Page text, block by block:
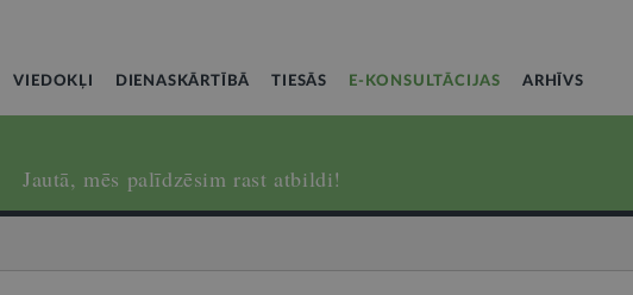
VIEDOKĻI DIENASKĀRTĪBĀ TIESĀS E-KONSULTĀCIJAS ARHĪVS
Jautā, mēs palīdzēsim rast atbildi!